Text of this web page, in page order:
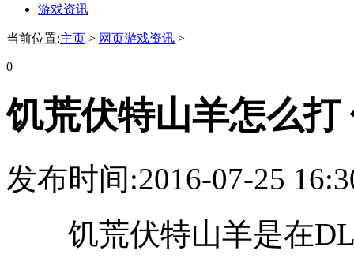
游戏资讯
当前位置:主页 > 网页游戏资讯 >
0
饥荒伏特山羊怎么
发布时间:2016-07-25
饥荒伏特山羊是在